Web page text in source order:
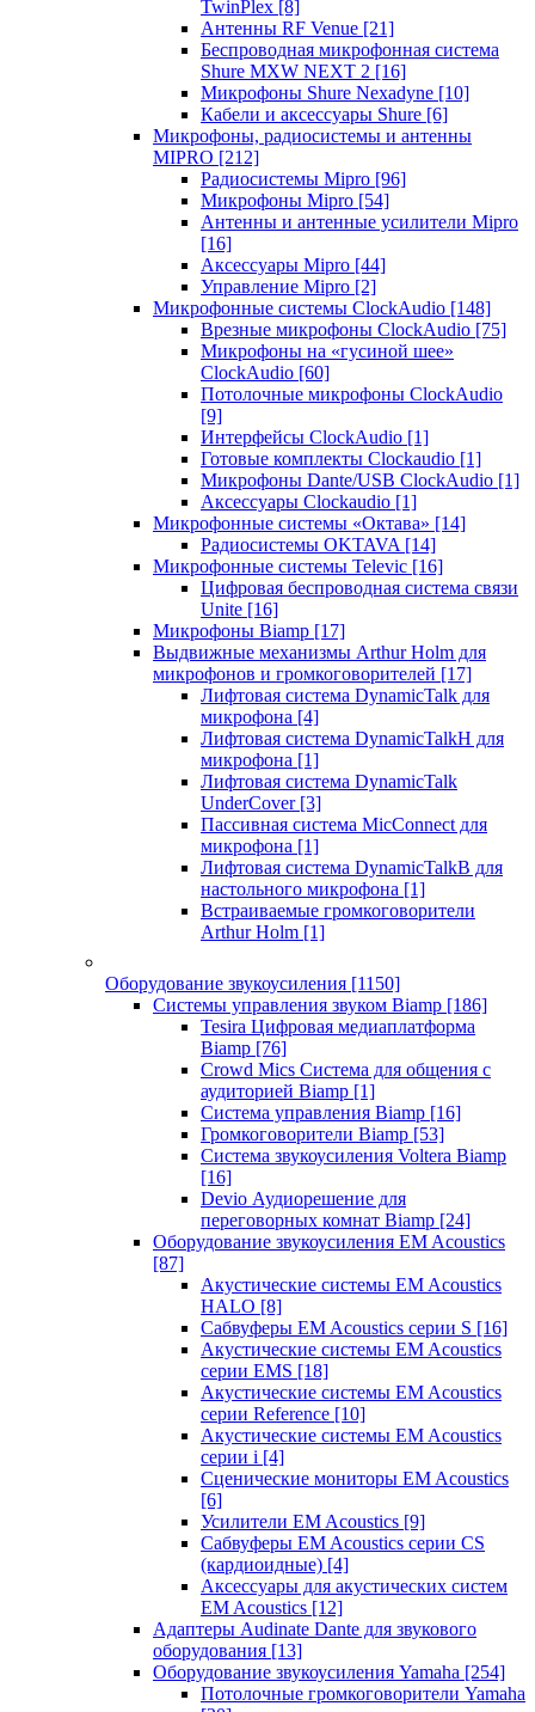
TwinPlex [8]
Антенны RF Venue [21]
Беспроводная микрофонная система
Shure MXW NEXT 2 [16]
Микрофоны Shure Nexadyne [10]
Кабели и аксессуары Shure [6]
Микрофоны, радиосистемы и антенны
MIPRO [212]
Радиосистемы Mipro [96]
Микрофоны Mipro [54]
Антенны и антенные усилители Mipro
[16]
Аксессуары Mipro [44]
Управление Mipro [2]
Микрофонные системы ClockAudio [148]
Врезные микрофоны ClockAudio [75]
Микрофоны на «гусиной шее»
ClockAudio [60]
Потолочные микрофоны ClockAudio
[9]
Интерфейсы ClockAudio [1]
Готовые комплекты Clockaudio [1]
Микрофоны Dante/USB ClockAudio [1]
Аксессуары Clockaudio [1]
Микрофонные системы «Октава» [14]
Радиосистемы OKTAVA [14]
Микрофонные системы Televic [16]
Цифровая беспроводная система связи
Unite [16]
Микрофоны Biamp [17]
Выдвижные механизмы Arthur Holm для
микрофонов и громкоговорителей [17]
Лифтовая система DynamicTalk для
микрофона [4]
Лифтовая система DynamicTalkH для
микрофона [1]
Лифтовая система DynamicTalk
UnderCover [3]
Пассивная система MicConnect для
микрофона [1]
Лифтовая система DynamicTalkB для
настольного микрофона [1]
Встраиваемые громкоговорители
Arthur Holm [1]
Оборудование звукоусиления [1150]
Системы управления звуком Biamp [186]
Tesira Цифровая медиаплатформа
Biamp [76]
Crowd Mics Система для общения с
аудиторией Biamp [1]
Система управления Biamp [16]
Громкоговорители Biamp [53]
Система звукоусиления Voltera Biamp
[16]
Devio Аудиорешение для
переговорных комнат Biamp [24]
Оборудование звукоусиления EM Acoustics
[87]
Акустические системы EM Acoustics
HALO [8]
Сабвуферы EM Acoustics серии S [16]
Акустические системы EM Acoustics
серии EMS [18]
Акустические системы EM Acoustics
серии Reference [10]
Акустические системы EM Acoustics
серии i [4]
Сценические мониторы EM Acoustics
[6]
Усилители EM Acoustics [9]
Сабвуферы EM Acoustics серии CS
(кардиоидные) [4]
Аксессуары для акустических систем
EM Acoustics [12]
Адаптеры Audinate Dante для звукового
оборудования [13]
Оборудование звукоусиления Yamaha [254]
Потолочные громкоговорители Yamaha